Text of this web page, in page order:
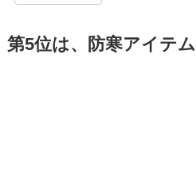
第5位は、防寒アイテム